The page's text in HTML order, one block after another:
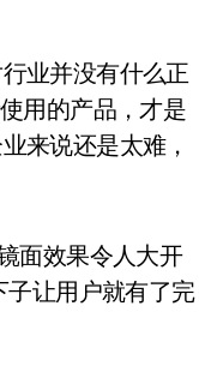
业并没有什么正
用的产品，才是
来说还是太难，
面效果令人大开
让用户就有了完